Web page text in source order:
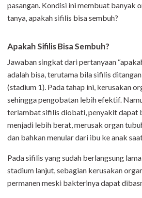
pasangan. Kondisi ini membuat banyak
tanya, apakah sifilis bisa sembuh?
Apakah Sifilis Bisa Sembuh?
Jawaban singkat dari pertanyaan
adalah bisa, terutama bila sifilis
(stadium 1). Pada tahap ini, kerusakan
sehingga pengobatan lebih efektif.
terlambat sifilis diobati, penyakit dapat
menjadi lebih berat, merusak organ
dan bahkan menular dari ibu ke anak
Pada sifilis yang sudah berlangsung
stadium lanjut, sebagian kerusakan
permanen meski bakterinya dapat